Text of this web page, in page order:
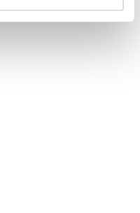
-Hjemmeside design af